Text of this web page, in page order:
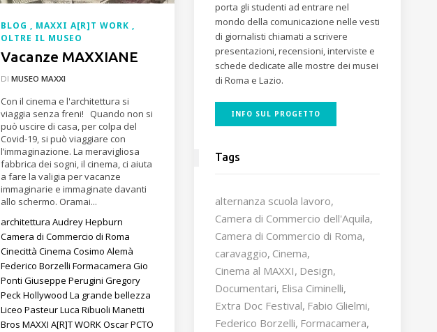
BLOG MAXXI A[R]T WORK
OLTRE IL MUSEO
Vacanze MAXXIANE
DIMUSEO MAXXI
Con il cinema e l'architettura si
viaggia senza freni! Quando non si
può uscire di casa, per colpa del
Covid-19, si può viaggiare con
l’immaginazione. La meravigliosa
fabbrica dei sogni, il cinema, ci aiuta
a fare la valigia per vacanze
immaginarie e immaginate davanti
allo schermo. Oramai...
architetturaAudrey Hepburn
Camera di Commercio di Roma
CinecittàCinemaCosimo Alemà
Federico BorzelliFormacameraGio
PontiGiuseppe PeruginiGregory
PeckHollywoodLa grande bellezza
Liceo PasteurLuca RibuoliManetti
BrosMAXXI A[R]T WORKOscarPCTO
porta gli studenti ad entrare nel
mondo della comunicazione nelle vesti
di giornalisti chiamati a scrivere
presentazioni, recensioni, interviste e
schede dedicate alle mostre dei musei
di Roma e Lazio.
INFO SUL PROGETTO
Tags
alternanza scuola lavoro
Camera di Commercio dell'Aquila
Camera di Commercio di Roma
caravaggio Cinema
Cinema al MAXXI Design
Documentari Elisa Ciminelli
Extra Doc Festival Fabio Glielmi
Federico Borzelli Formacamera